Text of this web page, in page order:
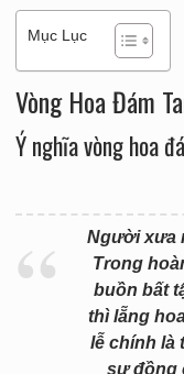
Mục Lục
Vòng Hoa Đám
Ý nghĩa vòng hoa
Người xưa
Trong
buồn bất
thì lẵng
lễ chính là
sự đồng